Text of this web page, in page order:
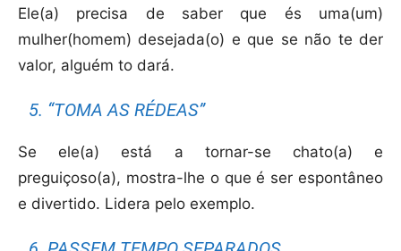
Ele(a) precisa de saber que és uma(um)
mulher(homem) desejada(o) e que se não te der
valor, alguém to dará.
5. “TOMA AS RÉDEAS”
Se ele(a) está a tornar-se chato(a) e
preguiçoso(a), mostra-lhe o que é ser espontâneo
e divertido. Lidera pelo exemplo.